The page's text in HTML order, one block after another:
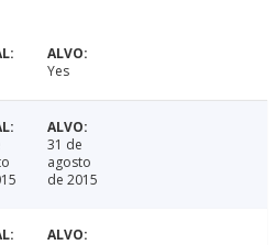
Yes
31 de
agosto
de 2015